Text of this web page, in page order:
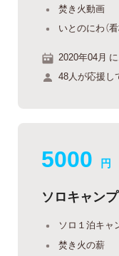
焚き火動画
いとのにわ（
2020年04月
48人が応援し
5000 円
ソロキャンプ
ソロ１泊キ
焚き火の薪